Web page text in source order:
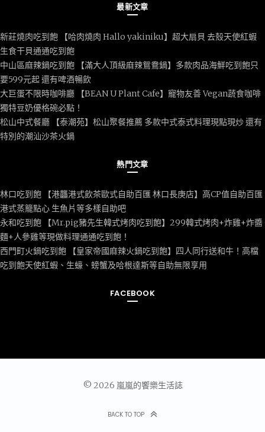
最新文章
新莊燒肉吃到飽 【哈肉燒肉 Hallo yakiniku】超大扇貝 去殼天使紅蝦
生食干貝通通吃到飽
中山區麻辣鍋吃到飽 【滿大人頂級麻辣鴛鴦鍋】多款肉品海鮮吃到飽只
要599元起 還有啤酒暢飲
大巨蛋不限時咖啡廳 【BEAN U Plant Cafe】寵物友善 Vegan蔬食咖啡
獨特豆奶優格碗必點！
松山中式餐廳 【泰潮苑】松山聚餐推薦 多款中式泰式料理現點現炒 還有
特別的潮汕沙茶火鍋
熱門文章
林口吃到飽 【港龘港式飲茶歐式自助百匯 林口長庚店】高CP值自助百匯
港式蒸籠點心 生魚片等多樣自助吧
永和吃到飽 【Mr.pig豬先生韓式烤肉吃到飽】299韓式烤肉+炸雞+炸醬
麵+人參雞等現做料理通通吃到飽！
西門町火鍋吃到飽 【皇家帝國麻辣火鍋吃到飽】四人同行送和牛！高檔
吃到飽天使紅蝦、生蠔、螃蟹及哈根達斯等自助無限享用
FACEBOOK
© 2026 嵐嵐的饗樂生活誌
BACK TO TOP